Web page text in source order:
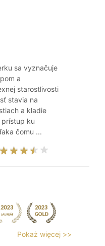
sa vyznačuje
a
starostlivosti
stavia na
a kladie
ku
čomu ...
Pokaż więcej >>